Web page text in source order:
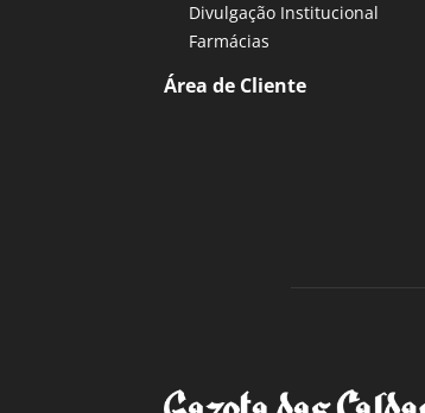
Divulgação Institucional
Farmácias
Área de Cliente